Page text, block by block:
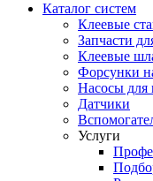
Каталог систем
Клеевые
Запчасти
Клеевые
Форсунки
Насосы для
Датчики
Услуги